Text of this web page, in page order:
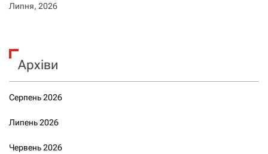
Липня, 2026
Архіви
Серпень 2026
Липень 2026
Червень 2026